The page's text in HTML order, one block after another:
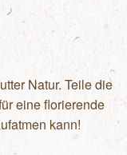
Natur. Teile die
eine florierende
kann!